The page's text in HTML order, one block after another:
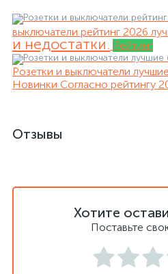
выключатели рейтинг 2026
и недостатки. Рейтинг
Розетки и выключатели
Новинки Согласно рейтингу
Отзывы
Хотите
Поставьте